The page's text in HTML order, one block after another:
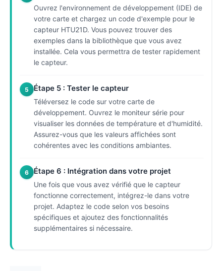
Ouvrez l'environnement de développement (IDE) de
votre carte et chargez un code d'exemple pour le
capteur HTU21D. Vous pouvez trouver des
exemples dans la bibliothèque que vous avez
installée. Cela vous permettra de tester rapidement
le capteur.
5 Étape 5 : Tester le capteur
Téléversez le code sur votre carte de
développement. Ouvrez le moniteur série pour
visualiser les données de température et d'humidité.
Assurez-vous que les valeurs affichées sont
cohérentes avec les conditions ambiantes.
6 Étape 6 : Intégration dans votre projet
Une fois que vous avez vérifié que le capteur
fonctionne correctement, intégrez-le dans votre
projet. Adaptez le code selon vos besoins
spécifiques et ajoutez des fonctionnalités
supplémentaires si nécessaire.